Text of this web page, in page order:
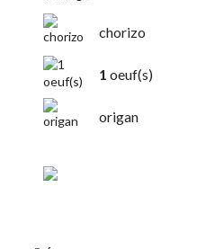
chorizo
1 oeuf(s)
origan